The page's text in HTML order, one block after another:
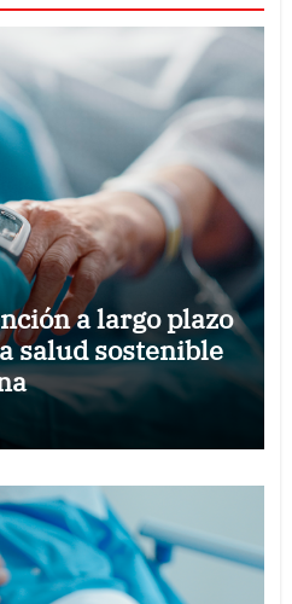
a largo plazo
salud sostenible